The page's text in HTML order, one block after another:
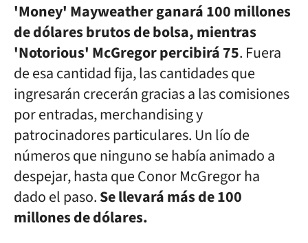
'Money' Mayweather ganará 100 millones
de dólares brutos de bolsa, mientras
'Notorious' McGregor percibirá 75. Fuera
de esa cantidad fija, las cantidades que
ingresarán crecerán gracias a las comisiones
por entradas, merchandising y
patrocinadores particulares. Un lío de
números que ninguno se había animado a
despejar, hasta que Conor McGregor ha
dado el paso.Se llevará más de 100
millones de dólares.